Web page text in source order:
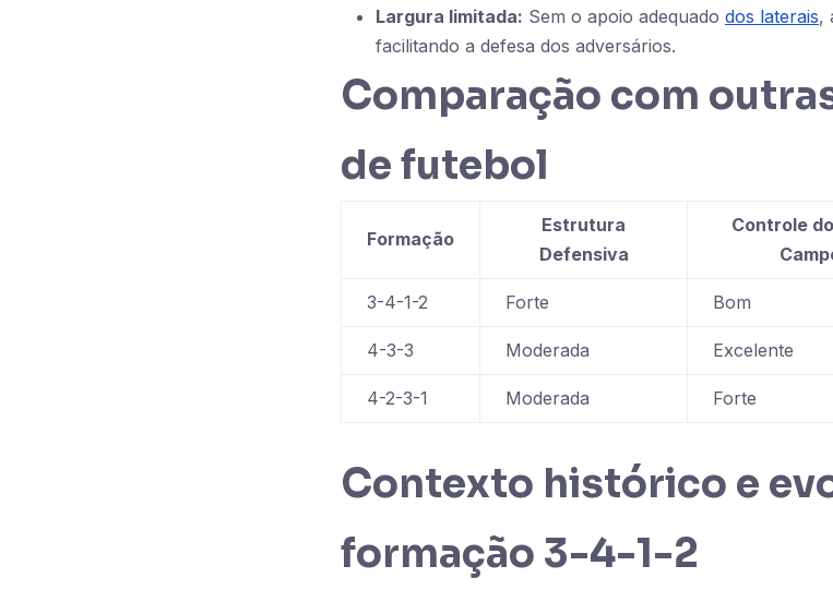
Largura limitada: Sem o apoio adequado dos laterais,
facilitando a defesa dos adversários.
Comparação com
de futebol
Formação
Estrutura
Defensiva
Controle
3-4-1-2 Forte Bom
4-3-3 Moderada Excelente
4-2-3-1 Moderada Forte
Contexto histórico e
formação 3-4-1-2